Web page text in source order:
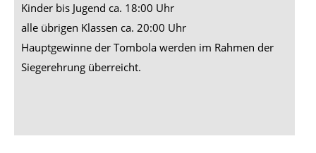
Kinder bis Jugend ca. 18:00 Uhr
alle übrigen Klassen ca. 20:00 Uhr
Hauptgewinne der Tombola werden im Rahmen der
Siegerehrung überreicht.